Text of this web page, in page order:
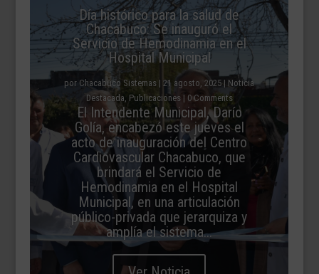
Día histórico para la salud de
Chacabuco: Se inauguró el
Servicio de Hemodinamia en el
Hospital Municipal
por Chacabuco Sistemas | 21 agosto, 2025 | Noticia
Destacada Publicaciones| 0 Comments
El Intendente Municipal, Darío
Golía, encabezó este jueves el
acto de inauguración del Centro
Cardiovascular Chacabuco, que
brindará el Servicio de
Hemodinamia en el Hospital
Municipal, en una articulación
público-privada que jerarquiza y
amplía el sistema...